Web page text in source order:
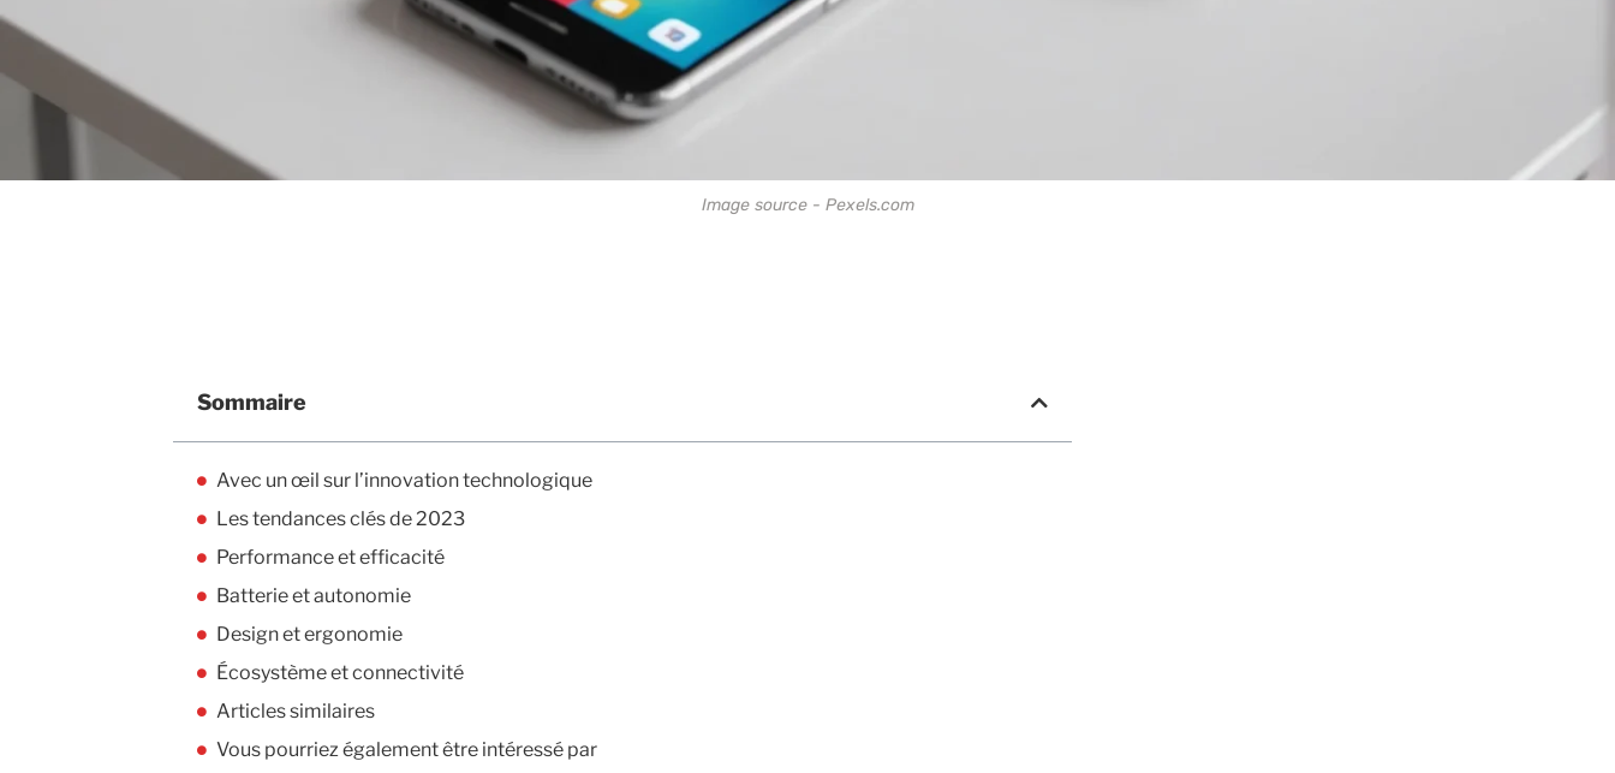
Image source - Pexels.com
Sommaire
Avec un œil sur l’innovation technologique
Les tendances clés de 2023
Performance et efficacité
Batterie et autonomie
Design et ergonomie
Écosystème et connectivité
Articles similaires
Vous pourriez également être intéressé par